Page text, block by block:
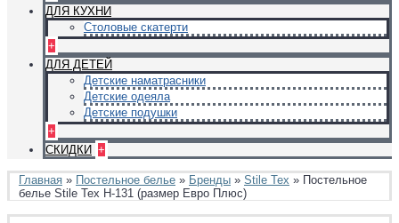
ДЛЯ КУХНИ
Столовые скатерти
+
ДЛЯ ДЕТЕЙ
Детские наматрасники
Детские одеяла
Детские подушки
+
СКИДКИ +
Главная » Постельное белье » Бренды » Stile Tex » Постельное
белье Stile Tex H-131 (размер Евро Плюс)